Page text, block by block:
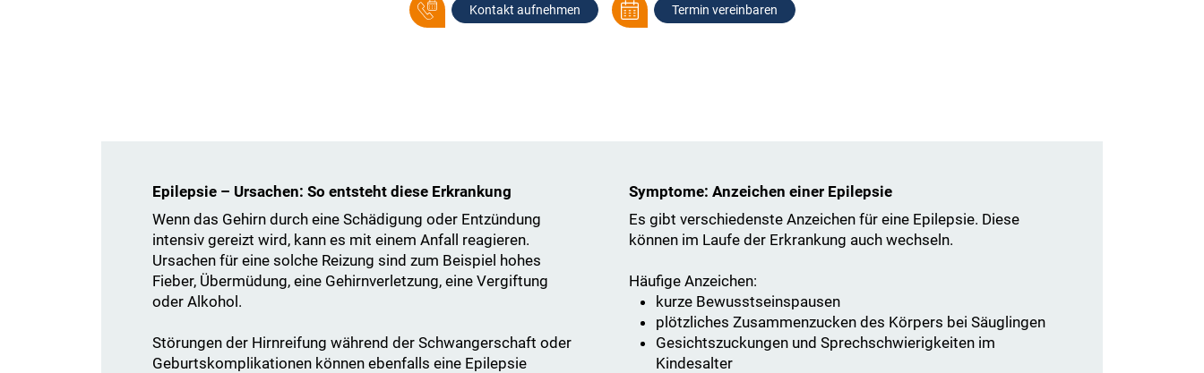
Kontakt aufnehmen Termin vereinbaren
Epilepsie – Ursachen: So entsteht diese Erkrankung
Wenn das Gehirn durch eine Schädigung oder Entzündung
intensiv gereizt wird, kann es mit einem Anfall reagieren.
Ursachen für eine solche Reizung sind zum Beispiel hohes
Fieber, Übermüdung, eine Gehirnverletzung, eine Vergiftung
oder Alkohol.
Störungen der Hirnreifung während der Schwangerschaft oder
Geburtskomplikationen können ebenfalls eine Epilepsie
Symptome: Anzeichen einer Epilepsie
Es gibt verschiedenste Anzeichen für eine Epilepsie. Diese
können im Laufe der Erkrankung auch wechseln.
Häufige Anzeichen:
kurze Bewusstseinspausen
plötzliches Zusammenzucken des Körpers bei Säuglingen
Gesichtszuckungen und Sprechschwierigkeiten im
Kindesalter